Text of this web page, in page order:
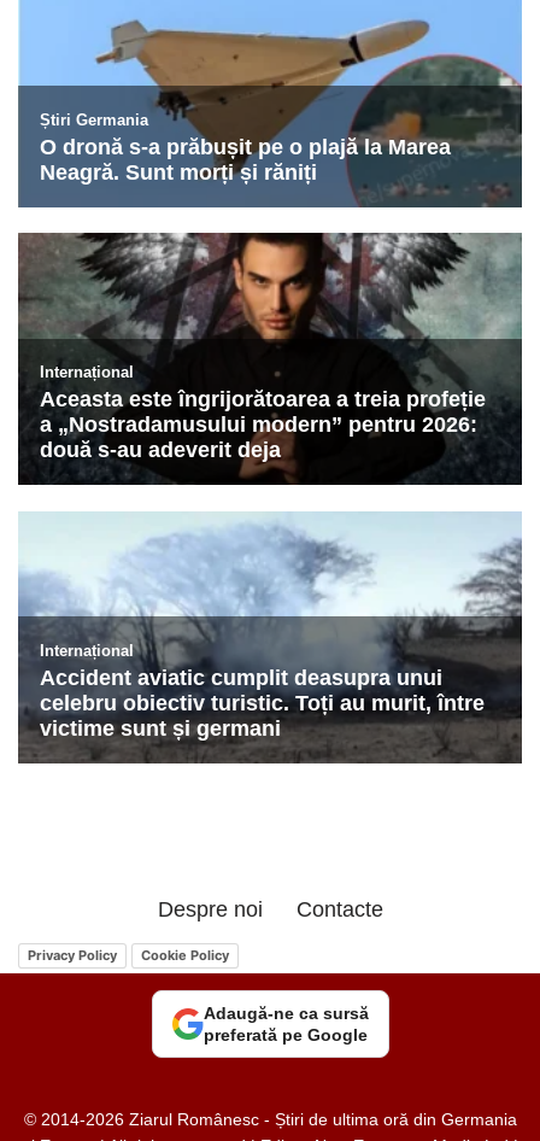
Despre noi Contacte
Privacy Policy Cookie Policy
Adaugă-ne ca sursă
preferată pe Google
© 2014-2026 Ziarul Românesc - Știri de ultima oră din Germania